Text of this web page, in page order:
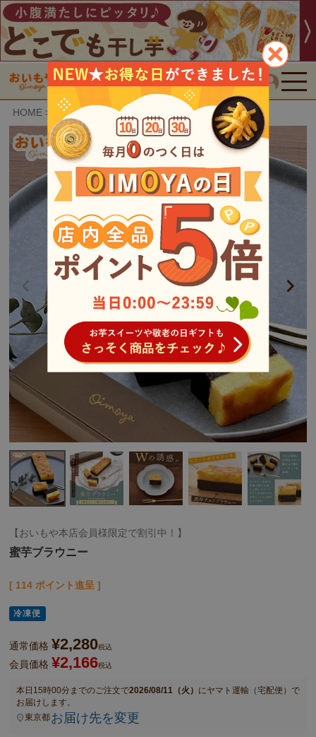
検索
HOME おいもや特選スイーツ 蜜芋ブラウニー
【おいもや本店会員様限定で割引中！】
蜜芋ブラウニー
[ 114 ポイント進呈 ]
冷凍便
通常価格 ¥2,280税込
会員価格 ¥2,166税込
本日 15時00分までのご注文で2026/08/11（火） にヤマト運輸（宅配便） で
お届けします。
東京都 お届け先を変更